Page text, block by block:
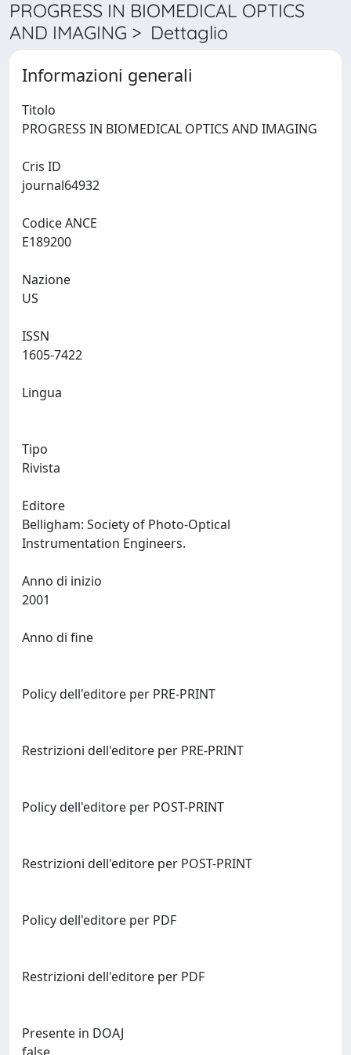
PROGRESS IN BIOMEDICAL OPTICS
AND IMAGING > Dettaglio
Informazioni generali
Titolo
Cris ID
Codice ANCE
Nazione
ISSN
Lingua
Tipo
Rivista
Editore
Belligham: Society of Photo-Optical
Anno di inizio
Anno di fine
Policy dell'editore per PRE-PRINT
Restrizioni dell'editore per PRE-PRINT
Policy dell'editore per POST-PRINT
Restrizioni dell'editore per POST-PRINT
Policy dell'editore per PDF
Restrizioni dell'editore per PDF
Presente in DOAJ